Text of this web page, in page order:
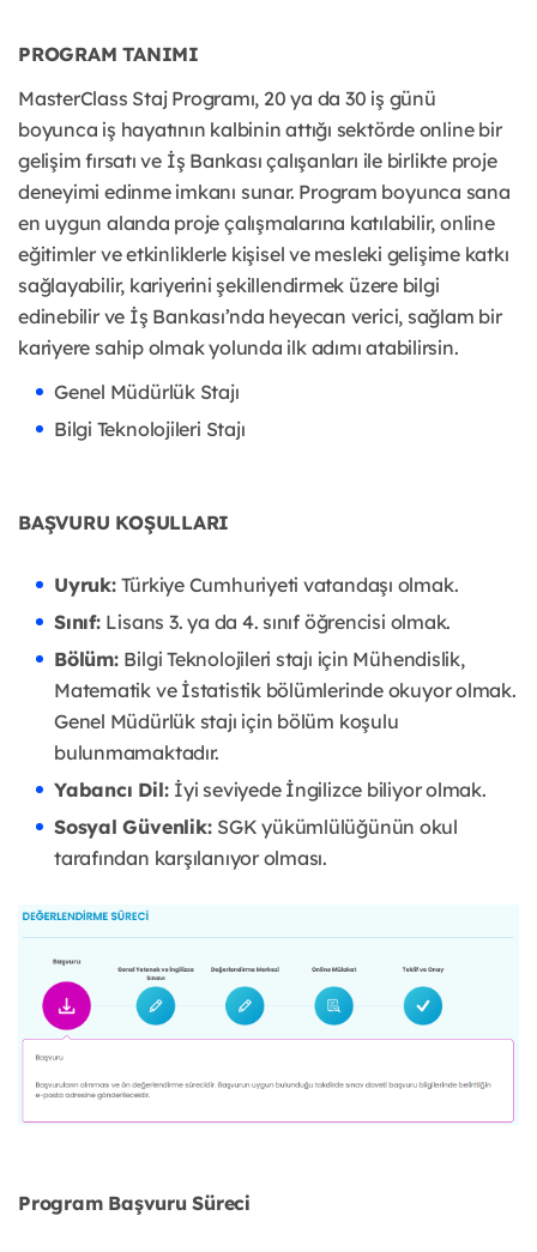
PROGRAM TANIMI
MasterClass Staj Programı, 20 ya da 30 iş günü
boyunca iş hayatının kalbinin attığı sektörde online bir
gelişim fırsatı ve İş Bankası çalışanları ile birlikte proje
deneyimi edinme imkanı sunar. Program boyunca sana
en uygun alanda proje çalışmalarına katılabilir, online
eğitimler ve etkinliklerle kişisel ve mesleki gelişime katkı
sağlayabilir, kariyerini şekillendirmek üzere bilgi
edinebilir ve İş Bankası’nda heyecan verici, sağlam bir
kariyere sahip olmak yolunda ilk adımı atabilirsin.
Genel Müdürlük Stajı
Bilgi Teknolojileri Stajı
BAŞVURU KOŞULLARI
Uyruk:Türkiye Cumhuriyeti vatandaşı olmak.
Sınıf: Lisans 3. ya da 4. sınıf öğrencisi olmak.
Bölüm: Bilgi Teknolojileri stajı için Mühendislik,
Matematik ve İstatistik bölümlerinde okuyor olmak.
Genel Müdürlük stajı için bölüm koşulu
bulunmamaktadır.
Yabancı Dil: İyi seviyede İngilizce biliyor olmak.
Sosyal Güvenlik: SGK yükümlülüğünün okul
tarafından karşılanıyor olması.
Program Başvuru Süreci